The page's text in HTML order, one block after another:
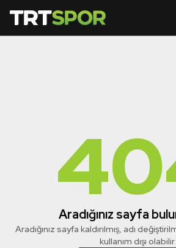
Aradığınız sayfa
Aradığınız sayfa kaldırılmış, adı
kullanım dışı olabilir